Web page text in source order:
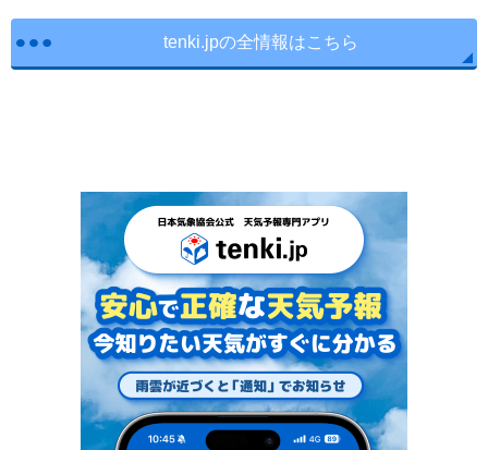
tenki.jpの全情報はこちら